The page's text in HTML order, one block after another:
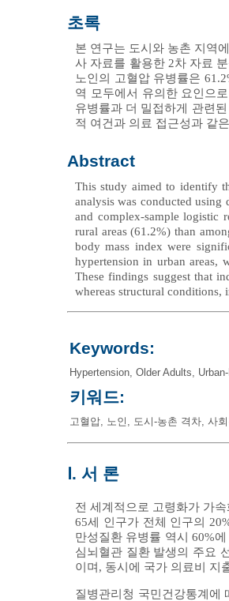
초록
본 연구는 도시와 농촌 지역
사 자료를 활용한 2차 자료
노인의 고혈압 유병률은
역 모두에서 유의한 요인으
유병률과 더 밀접하게 관련
적 여건과 의료 접근성과 같
Abstract
This study aimed to identify
analysis was conducted using
and complex-sample logistic
rural areas (61.2%) than
body mass index were
hypertension in urban areas,
These findings suggest that
whereas structural conditions,
Keywords:
Hypertension, Older Adults,
키워드:
고혈압, 노인 , 도시-농촌 격차, 사
Ⅰ. 서 론
전 세계적으로 고령화가 가
65세 인구가 전체 인구의
만성질환 유병률 역시 60%
심뇌혈관 질환 발생의 주요
이며, 동시에 국가 의료비 지
질병관리청 국민건강통계에